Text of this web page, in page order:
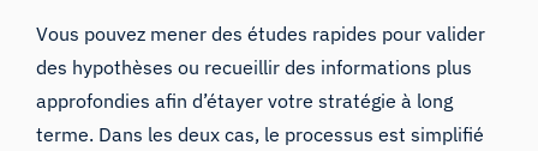
Vous pouvez mener des études rapides pour valider
des hypothèses ou recueillir des informations plus
approfondies afin d’étayer votre stratégie à long
terme. Dans les deux cas, le processus est simplifié